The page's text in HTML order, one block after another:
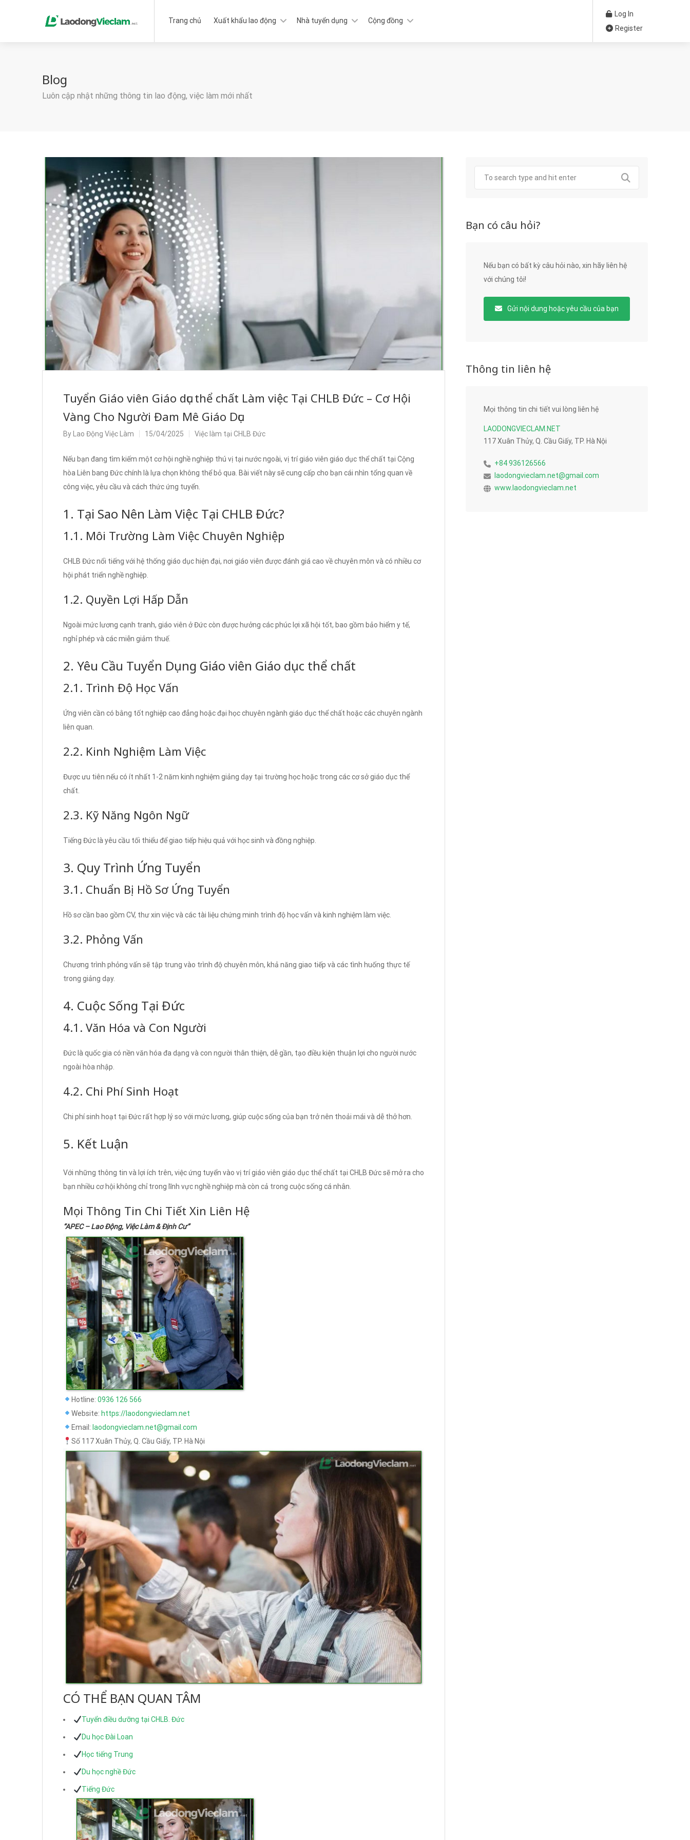
Trang chủ Xuất khẩu lao động Nhà tuyển dụng Cộng đồng
Log In
Register
Blog
Luôn cập nhật những thông tin lao động, việc làm mới nhất
Tuyển Giáo viên Giáo dục thể chất Làm việc Tại CHLB Đức – Cơ Hội
Vàng Cho Người Đam Mê Giáo Dục
By Lao Động Việc Làm 15/04/2025 Việc làm tại CHLB Đức
Nếu bạn đang tìm kiếm một cơ hội nghề nghiệp thú vị tại nước ngoài, vị trí giáo viên giáo dục thể chất tại Cộng
hòa Liên bang Đức chính là lựa chọn không thể bỏ qua. Bài viết này sẽ cung cấp cho bạn cái nhìn tổng quan về
công việc, yêu cầu và cách thức ứng tuyển.
1. Tại Sao Nên Làm Việc Tại CHLB Đức?
1.1. Môi Trường Làm Việc Chuyên Nghiệp
CHLB Đức nổi tiếng với hệ thống giáo dục hiện đại, nơi giáo viên được đánh giá cao về chuyên môn và có nhiều cơ
hội phát triển nghề nghiệp.
1.2. Quyền Lợi Hấp Dẫn
Ngoài mức lương cạnh tranh, giáo viên ở Đức còn được hưởng các phúc lợi xã hội tốt, bao gồm bảo hiểm y tế,
nghỉ phép và các miễn giảm thuế.
2. Yêu Cầu Tuyển Dụng Giáo viên Giáo dục thể chất
2.1. Trình Độ Học Vấn
Ứng viên cần có bằng tốt nghiệp cao đẳng hoặc đại học chuyên ngành giáo dục thể chất hoặc các chuyên ngành
liên quan.
2.2. Kinh Nghiệm Làm Việc
Được ưu tiên nếu có ít nhất 1-2 năm kinh nghiệm giảng dạy tại trường học hoặc trong các cơ sở giáo dục thể
chất.
2.3. Kỹ Năng Ngôn Ngữ
Tiếng Đức là yêu cầu tối thiểu để giao tiếp hiệu quả với học sinh và đồng nghiệp.
3. Quy Trình Ứng Tuyển
3.1. Chuẩn Bị Hồ Sơ Ứng Tuyển
Hồ sơ cần bao gồm CV, thư xin việc và các tài liệu chứng minh trình độ học vấn và kinh nghiệm làm việc.
3.2. Phỏng Vấn
Chương trình phỏng vấn sẽ tập trung vào trình độ chuyên môn, khả năng giao tiếp và các tình huống thực tế
trong giảng dạy.
4. Cuộc Sống Tại Đức
4.1. Văn Hóa và Con Người
Đức là quốc gia có nền văn hóa đa dạng và con người thân thiện, dễ gần, tạo điều kiện thuận lợi cho người nước
ngoài hòa nhập.
4.2. Chi Phí Sinh Hoạt
Chi phí sinh hoạt tại Đức rất hợp lý so với mức lương, giúp cuộc sống của bạn trở nên thoải mái và dễ thở hơn.
5. Kết Luận
Với những thông tin và lợi ích trên, việc ứng tuyển vào vị trí giáo viên giáo dục thể chất tại CHLB Đức sẽ mở ra cho
bạn nhiều cơ hội không chỉ trong lĩnh vực nghề nghiệp mà còn cả trong cuộc sống cá nhân.
Mọi Thông Tin Chi Tiết Xin Liên Hệ
“APEC – Lao Động, Việc Làm & Định Cư”
Hotline: 0936 126 566
Website: https://laodongvieclam.net
Email: laodongvieclam.net@gmail.com
Số 117 Xuân Thủy, Q. Cầu Giấy, TP. Hà Nội
CÓ THỂ BẠN QUAN TÂM
Tuyển điều dưỡng tại CHLB. Đức
Du học Đài Loan
Học tiếng Trung
Du học nghề Đức
Tiếng Đức
Bạn có câu hỏi?
Nếu bạn có bất kỳ câu hỏi nào, xin hãy liên hệ
với chúng tôi!
Gửi nội dung hoặc yêu cầu của bạn
Thông tin liên hệ
Mọi thông tin chi tiết vui lòng liên hệ
LAODONGVIECLAM.NET
117 Xuân Thủy, Q. Cầu Giấy, TP. Hà Nội
+84 936126566
laodongvieclam.net@gmail.com
www.laodongvieclam.net